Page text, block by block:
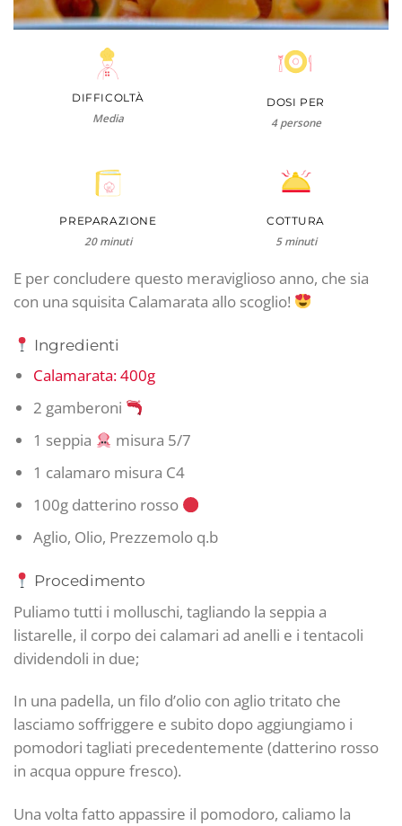
DIFFICOLTÀ
Media
DOSI PER
4 persone
PREPARAZIONE
20 minuti
COTTURA
5 minuti
E per concludere questo meraviglioso anno, che sia
con una squisita Calamarata allo scoglio!
Ingredienti
Calamarata: 400g
2 gamberoni
1 seppia
misura 5/7
1 calamaro misura C4
100g datterino rosso
Aglio, Olio, Prezzemolo q.b
Procedimento
Puliamo tutti i molluschi, tagliando la seppia a
listarelle, il corpo dei calamari ad anelli e i tentacoli
dividendoli in due;
In una padella, un filo d’olio con aglio tritato che
lasciamo soffriggere e subito dopo aggiungiamo i
pomodori tagliati precedentemente (datterino rosso
in acqua oppure fresco).
Una volta fatto appassire il pomodoro, caliamo la